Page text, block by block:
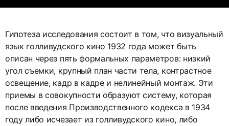
Гипотеза исследования состоит в том, что визуальный
язык голливудского кино 1932 года может быть
описан через пять формальных параметров: низкий
угол съемки, крупный план части тела, контрастное
освещение, кадр в кадре и нелинейный монтаж. Эти
приемы в совокупности образуют систему, которая
после введения Производственного кодекса в 1934
году либо исчезает из голливудского кино, либо